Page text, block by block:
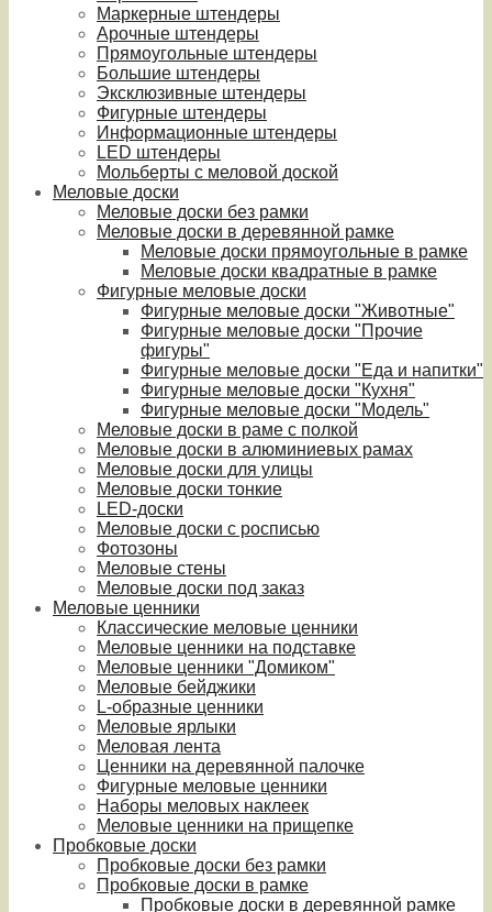
Маркерные штендеры
Арочные штендеры
Прямоугольные штендеры
Большие штендеры
Эксклюзивные штендеры
Фигурные штендеры
Информационные штендеры
LED штендеры
Мольберты с меловой доской
Меловые доски
Меловые доски без рамки
Меловые доски в деревянной рамке
Меловые доски прямоугольные в рамке
Меловые доски квадратные в рамке
Фигурные меловые доски
Фигурные меловые доски "Животные"
Фигурные меловые доски "Прочие
фигуры"
Фигурные меловые доски "Еда и напитки"
Фигурные меловые доски "Кухня"
Фигурные меловые доски "Модель"
Меловые доски в раме с полкой
Меловые доски в алюминиевых рамах
Меловые доски для улицы
Меловые доски тонкие
LED-доски
Меловые доски с росписью
Фотозоны
Меловые стены
Меловые доски под заказ
Меловые ценники
Классические меловые ценники
Меловые ценники на подставке
Меловые ценники "Домиком"
Меловые бейджики
L-образные ценники
Меловые ярлыки
Меловая лента
Ценники на деревянной палочке
Фигурные меловые ценники
Наборы меловых наклеек
Меловые ценники на прищепке
Пробковые доски
Пробковые доски без рамки
Пробковые доски в рамке
Пробковые доски в деревянной рамке